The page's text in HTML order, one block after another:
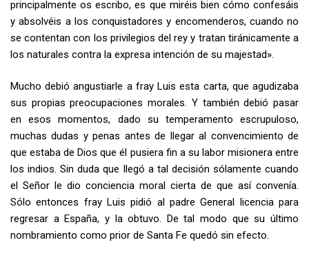
principalmente os escribo, es que miréis bien cómo confesáis
y absolvéis a los conquistadores y encomenderos, cuando no
se contentan con los privilegios del rey y tratan tiránicamente a
los naturales contra la expresa intención de su majestad».
Mucho debió angustiarle a fray Luis esta carta, que agudizaba
sus propias preocupaciones morales. Y también debió pasar
en esos momentos, dado su temperamento escrupuloso,
muchas dudas y penas antes de llegar al convencimiento de
que estaba de Dios que él pusiera fin a su labor misionera entre
los indios. Sin duda que llegó a tal decisión sólamente cuando
el Señor le dio conciencia moral cierta de que así convenía.
Sólo entonces fray Luis pidió al padre General licencia para
regresar a España, y la obtuvo. De tal modo que su último
nombramiento como prior de Santa Fe quedó sin efecto.